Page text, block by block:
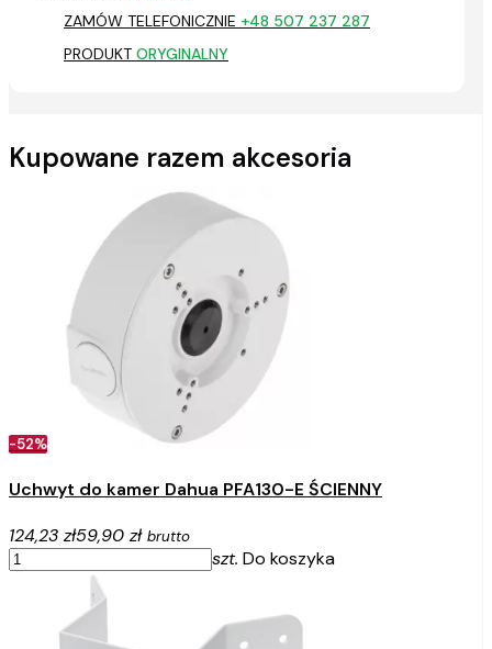
ZAMÓW TELEFONICZNIE +48 507 237 287
PRODUKT ORYGINALNY
Kupowane razem akcesoria
-52%
Uchwyt do kamer Dahua PFA130-E ŚCIENNY
124,23 zł59,90 zł brutto
szt. Do koszyka